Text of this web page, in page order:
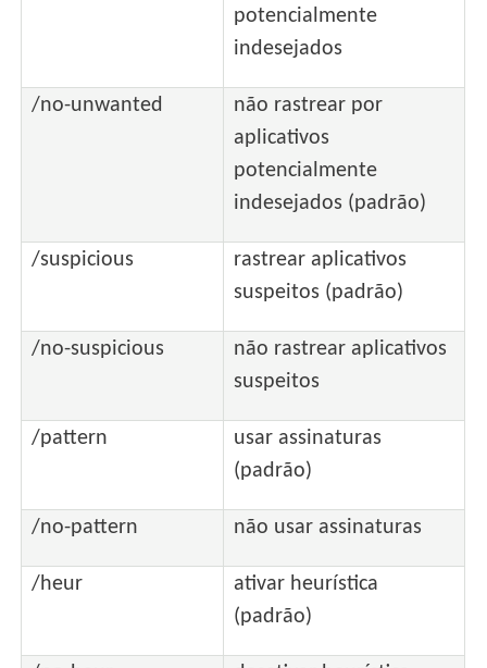
potencialmente
indesejados
/no-unwanted
não rastrear por
aplicativos
potencialmente
indesejados (padrão)
/suspicious
rastrear aplicativos
suspeitos (padrão)
/no-suspicious
não rastrear aplicativos
suspeitos
/pattern
usar assinaturas
(padrão)
/no-pattern não usar assinaturas
/heur
ativar heurística
(padrão)